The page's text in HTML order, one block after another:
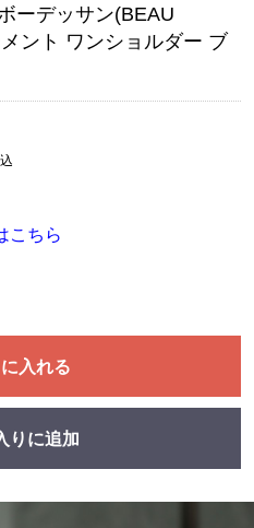
ーデッサン(BEAU
ント ワンショルダー ブ
こちら
入れる
りに追加